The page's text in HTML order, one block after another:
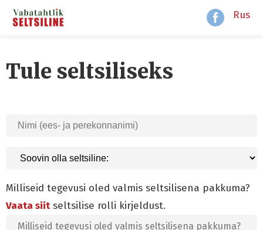
Rus
Tule seltsiliseks
Milliseid tegevusi oled valmis seltsilisena pakkuma?
Vaata siitseltsilise rolli kirjeldust.